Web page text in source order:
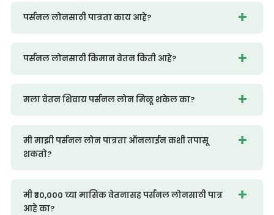
पर्सनल लोनसाठी पात्रता काय आहे?
पर्सनल लोनसाठी किमान वेतन किती आहे?
मला वेतन शिवाय पर्सनल लोन मिळू शकेल का?
मी माझी पर्सनल लोन पात्रता ऑनलाईन कशी तपासू
शकतो?
मी ₹30,000 च्या मासिक वेतनासह पर्सनल लोनसाठी पात्र
आहे का?